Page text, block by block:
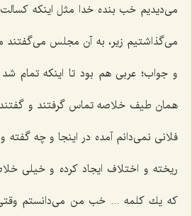
می‌دیدیم خب بنده خدا مثل اینكه كسالت
می‌گذاشتیم زیر، به آن مجلس
و جواب؛ عربی هم بود تا اینكه تمام
همان طیف خلاصه تماس گرفتند و
فلانی نمی‌دانم آمده در اینجا و چه
ریخته و اختلاف ایجاد كرده و خیلی
كه یك كلمه ... خب من می‌دانستم وقتی